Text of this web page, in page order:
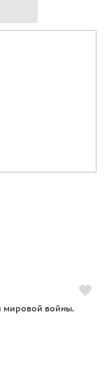
мировой войны.